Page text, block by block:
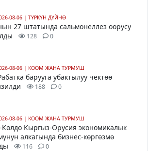
08-06 | ТҮРКҮН ДҮЙНӨ
27 штатында сальмонеллез оорусу
128 0
08-06 | КООМ ЖАНА ТУРМУШ
барууга убактылуу чектөө
188 0
08-06 | КООМ ЖАНА ТУРМУШ
Кыргыз-Орусия экономикалык
алкагында бизнес-көргөзмө
116 0